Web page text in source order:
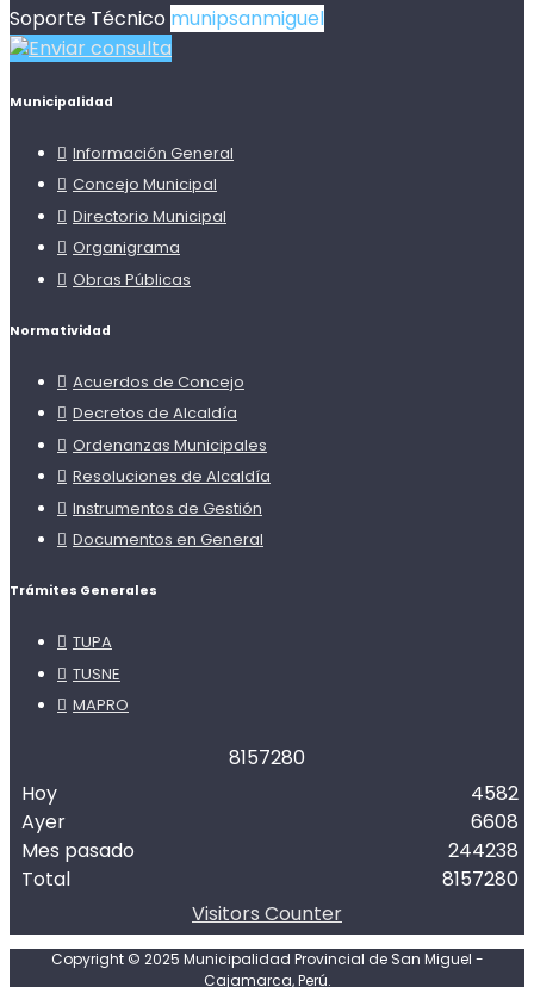
Soporte Técnico munipsanmiguel
Enviar consulta
Municipalidad
Información General
Concejo Municipal
Directorio Municipal
Organigrama
Obras Públicas
Normatividad
Acuerdos de Concejo
Decretos de Alcaldía
Ordenanzas Municipales
Resoluciones de Alcaldía
Instrumentos de Gestión
Documentos en General
Trámites Generales
TUPA
TUSNE
MAPRO
8157280
Hoy
Ayer
Mes pasado
Total
4582
6608
244238
8157280
Visitors Counter
Copyright © 2025 Municipalidad Provincial de San Miguel -
Cajamarca, Perú.